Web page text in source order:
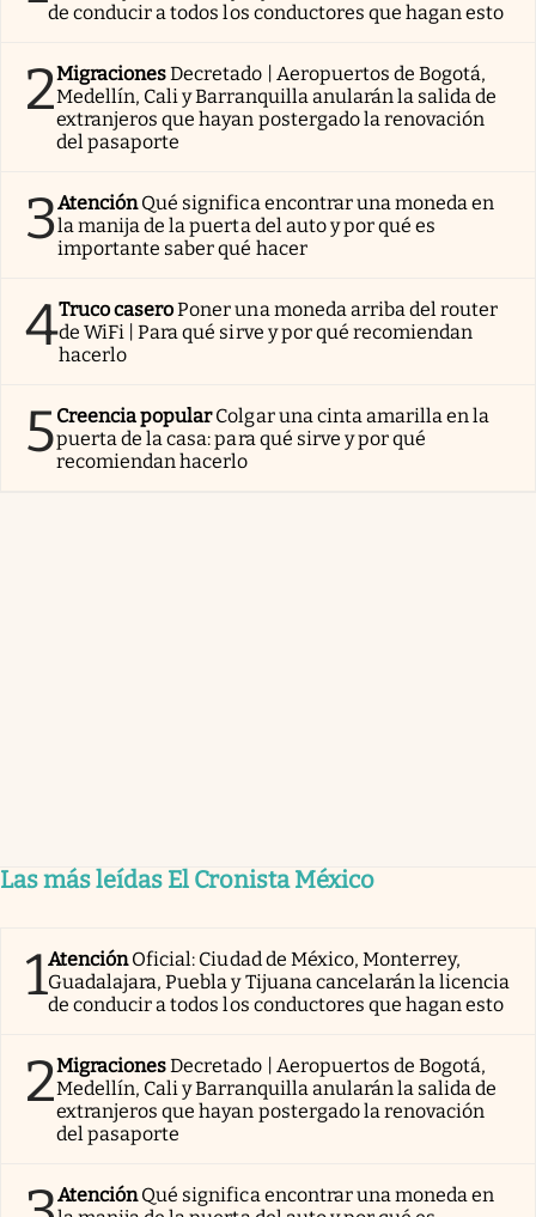
de conducir a todos los conductores que hagan esto
2MigracionesDecretado | Aeropuertos de Bogotá,
Medellín, Cali y Barranquilla anularán la salida de
extranjeros que hayan postergado la renovación
del pasaporte
3AtenciónQué significa encontrar una moneda en
la manija de la puerta del auto y por qué es
importante saber qué hacer
4Truco caseroPoner una moneda arriba del router
de WiFi | Para qué sirve y por qué recomiendan
hacerlo
5Creencia popularColgar una cinta amarilla en la
puerta de la casa: para qué sirve y por qué
recomiendan hacerlo
Las más leídas El Cronista México
1AtenciónOficial: Ciudad de México, Monterrey,
Guadalajara, Puebla y Tijuana cancelarán la licencia
de conducir a todos los conductores que hagan esto
2MigracionesDecretado | Aeropuertos de Bogotá,
Medellín, Cali y Barranquilla anularán la salida de
extranjeros que hayan postergado la renovación
del pasaporte
AtenciónQué significa encontrar una moneda en